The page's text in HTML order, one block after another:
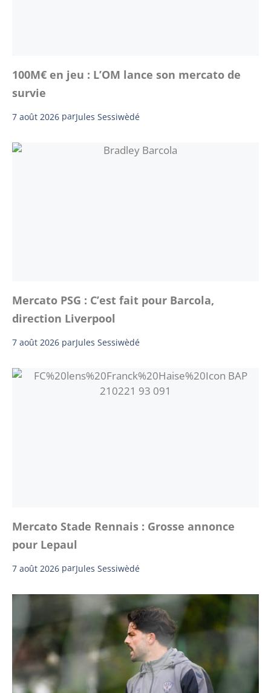
100M€ en jeu : L’OM lance son mercato de
survie
7 août 2026 parJules Sessiwèdé
Mercato PSG : C’est fait pour Barcola,
direction Liverpool
7 août 2026 parJules Sessiwèdé
Mercato Stade Rennais : Grosse annonce
pour Lepaul
7 août 2026 parJules Sessiwèdé